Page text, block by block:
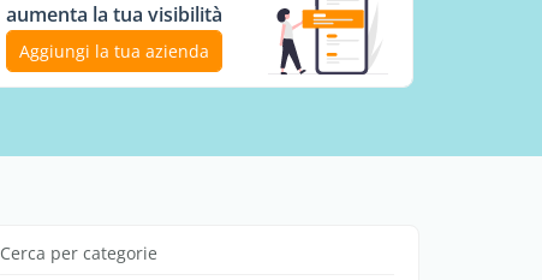
aumenta la tua visibilità
Aggiungi la tua azienda
Cerca per categorie